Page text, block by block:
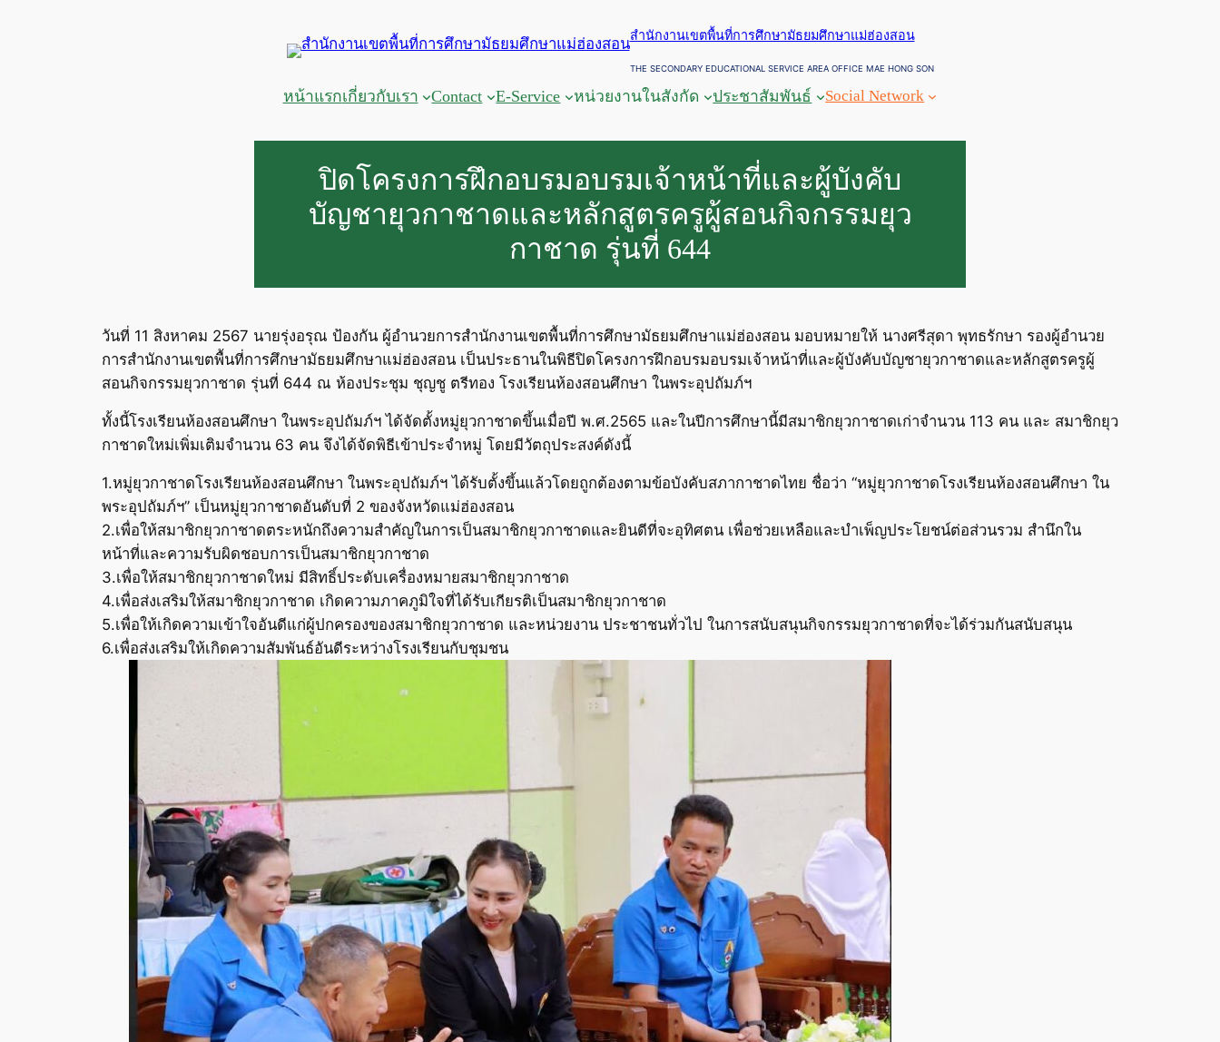
สำนักงานเขตพื้นที่การศึกษามัธยมศึกษาแม่ฮ่องสอน
THE SECONDARY EDUCATIONAL SERVICE AREA OFFICE MAE HONG SON
หน้าแรกเกี่ยวกับเรา Contact E-Service หน่วยงานในสังกัด ประชาสัมพันธ์ Social Network
ปิดโครงการฝึกอบรมอบรมเจ้าหน้าที่และผู้บังคับ
บัญชายุวกาชาดและหลักสูตรครูผู้สอนกิจกรรมยุว
กาชาด รุ่นที่ 644
วันที่ 11 สิงหาคม 2567 นายรุ่งอรุณ ป้องกัน ผู้อำนวยการสำนักงานเขตพื้นที่การศึกษามัธยมศึกษาแม่ฮ่องสอน มอบหมายให้ นางศรีสุดา พุทธรักษา รองผู้อำนวย
การสำนักงานเขตพื้นที่การศึกษามัธยมศึกษาแม่ฮ่องสอน เป็นประธานในพิธีปิดโครงการฝึกอบรมอบรมเจ้าหน้าที่และผู้บังคับบัญชายุวกาชาดและหลักสูตรครูผู้
สอนกิจกรรมยุวกาชาด รุ่นที่ 644 ณ ห้องประชุม ชุญชู ตรีทอง โรงเรียนห้องสอนศึกษา ในพระอุปถัมภ์ฯ
ทั้งนี้โรงเรียนห้องสอนศึกษา ในพระอุปถัมภ์ฯ ได้จัดตั้งหมู่ยุวกาชาดขึ้นเมื่อปี พ.ศ.2565 และในปีการศึกษานี้มีสมาชิกยุวกาชาดเก่าจำนวน 113 คน และ สมาชิกยุว
กาชาดใหม่เพิ่มเติมจำนวน 63 คน จึงได้จัดพิธีเข้าประจำหมู่ โดยมีวัตถุประสงค์ดังนี้
1.หมู่ยุวกาชาดโรงเรียนห้องสอนศึกษา ในพระอุปถัมภ์ฯ ได้รับตั้งขึ้นแล้วโดยถูกต้องตามข้อบังคับสภากาชาดไทย ชื่อว่า “หมู่ยุวกาชาดโรงเรียนห้องสอนศึกษา ใน
พระอุปถัมภ์ฯ” เป็นหมู่ยุวกาชาดอันดับที่ 2 ของจังหวัดแม่ฮ่องสอน
2.เพื่อให้สมาชิกยุวกาชาดตระหนักถึงความสำคัญในการเป็นสมาชิกยุวกาชาดและยินดีที่จะอุทิศตน เพื่อช่วยเหลือและบำเพ็ญประโยชน์ต่อส่วนรวม สำนึกใน
หน้าที่และความรับผิดชอบการเป็นสมาชิกยุวกาชาด
3.เพื่อให้สมาชิกยุวกาชาดใหม่ มีสิทธิ์ประดับเครื่องหมายสมาชิกยุวกาชาด
4.เพื่อส่งเสริมให้สมาชิกยุวกาชาด เกิดความภาคภูมิใจที่ได้รับเกียรติเป็นสมาชิกยุวกาชาด
5.เพื่อให้เกิดความเข้าใจอันดีแก่ผู้ปกครองของสมาชิกยุวกาชาด และหน่วยงาน ประชาชนทั่วไป ในการสนับสนุนกิจกรรมยุวกาชาดที่จะได้ร่วมกันสนับสนุน
6.เพื่อส่งเสริมให้เกิดความสัมพันธ์อันดีระหว่างโรงเรียนกับชุมชน